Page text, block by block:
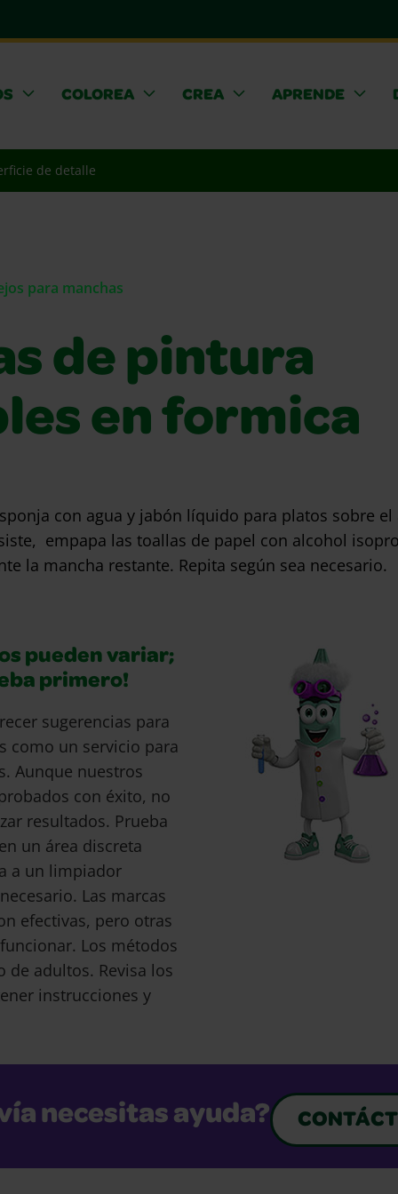
COLOREA CREA APRENDE
de detalle
para manchas
de pintura
en formica
con agua y jabón líquido para platos sobre el
empapa las toallas de papel con alcohol
la mancha restante. Repita según sea necesario.
pueden variar;
primero!
sugerencias para
como un servicio para
Aunque nuestros
con éxito, no
resultados. Prueba
un área discreta
a un limpiador
Las marcas
efectivas, pero otras
Los métodos
de adultos. Revisa los
instrucciones y
necesitas ayuda?